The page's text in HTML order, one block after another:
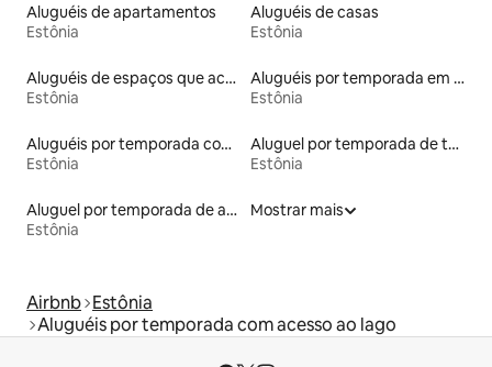
Aluguéis de apartamentos
Estônia
Aluguéis de casas
Estônia
Aluguéis de espaços que aceitam animais de estimação
Estônia
Aluguéis por temporada em hotéis-fazenda
Estônia
Aluguéis por temporada com acesso à praia
Estônia
Aluguel por temporada de tendas
Estônia
Aluguel por temporada de apart-hotéis
Estônia
Mostrar mais
Airbnb Estônia
Aluguéis por temporada com acesso ao lago